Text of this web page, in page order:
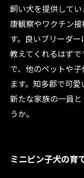
飼い犬を提供して
康観察やワクチン
す。良いブリーダ
教えてくれるはず
で、他のペットや
ます。知多郡で可
新たな家族の一員
うか。
ミニピン子犬の育